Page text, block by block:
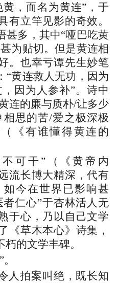
，而名为黄连”，于
有立竿见影的奇效。
甚多，其中“哑巴吃黄
为贴切。但是黄连相
。也幸亏谭先生妙笔
“黄连救人无功，因为
因为人参补”。诗中
连的廉与质朴/让多少
思的苦/爱之极深极
《有谁懂得黄连的
可干”（《黄帝内
流长博大精深，代有
今在世界已影响甚
仁心”于杏林活人无
于心，乃以自己文学
《草木本心》诗集，
的文学丰碑。
人拍案叫绝，既长知